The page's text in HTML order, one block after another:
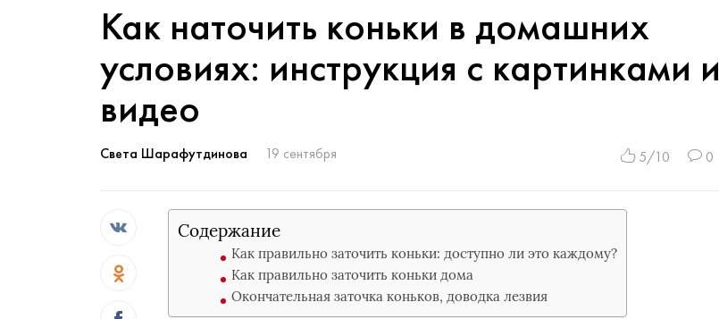
Как наточить коньки в домашних
условиях: инструкция с картинками и
видео
Света Шарафутдинова 19 сентября 5/10 0
Содержание
Как правильно заточить коньки: доступно ли это каждому?
Как правильно заточить коньки дома
Окончательная заточка коньков, доводка лезвия